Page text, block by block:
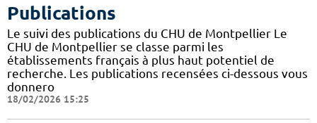
Publications
Le suivi des publications du CHU de Montpellier Le
CHU de Montpellier se classe parmi les
établissements français à plus haut potentiel de
recherche. Les publications recensées ci-dessous vous
donnero
18/02/2026 15:25